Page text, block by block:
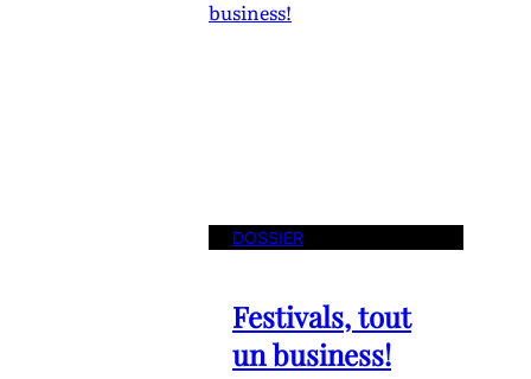
DOSSIER
Festivals, tout
un business!